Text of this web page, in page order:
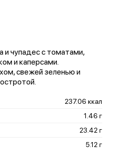
и чупадес с томатами,
и каперсами.
свежей зеленью и
237.06 ккал
1.46 г
23.42 г
5.12 г